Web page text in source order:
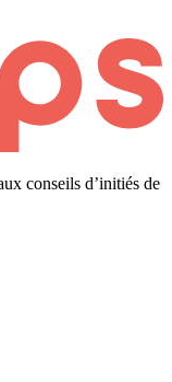
conseils d’initiés de